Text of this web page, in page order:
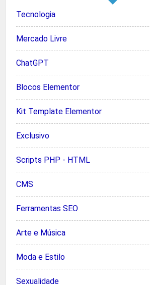
Tecnologia
Mercado Livre
ChatGPT
Blocos Elementor
Kit Template Elementor
Exclusivo
Scripts PHP - HTML
CMS
Ferramentas SEO
Arte e Música
Moda e Estilo
Sexualidade